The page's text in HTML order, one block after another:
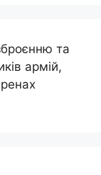
та
армій,